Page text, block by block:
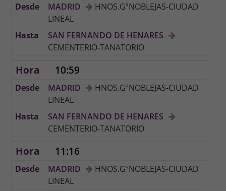
MADRID
HNOS.GªNOBLEJAS-CIUDAD
LINEAL
SAN FERNANDO DE HENARES
CEMENTERIO-TANATORIO
10:59
MADRID
HNOS.GªNOBLEJAS-CIUDAD
LINEAL
SAN FERNANDO DE HENARES
CEMENTERIO-TANATORIO
11:16
MADRID
HNOS.GªNOBLEJAS-CIUDAD
LINEAL